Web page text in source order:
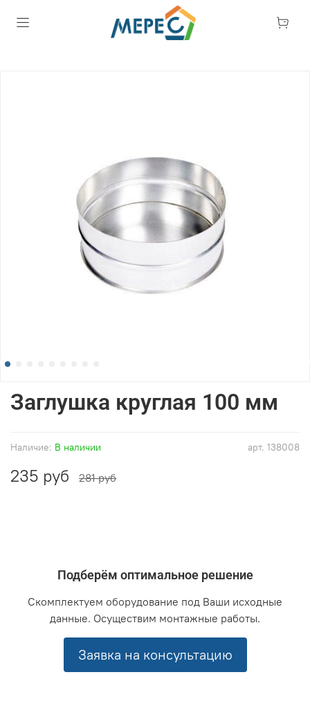
арт. 138008
Наличие: В наличии
Заглушка круглая 100 мм
235 руб 281 руб
Подберём оптимальное решение
Скомплектуем оборудование под Ваши исходные
данные. Осуществим монтажные работы.
Заявка на консультацию